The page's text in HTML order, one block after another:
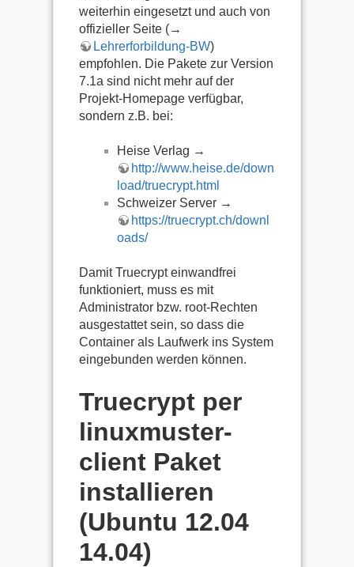
weiterhin eingesetzt und auch von
offizieller Seite (→
Lehrerforbildung-BW)
empfohlen. Die Pakete zur Version
7.1a sind nicht mehr auf der
Projekt-Homepage verfügbar,
sondern z.B. bei:
Heise Verlag →
http://www.heise.de/down
load/truecrypt.html
Schweizer Server →
https://truecrypt.ch/downl
oads/
Damit Truecrypt einwandfrei
funktioniert, muss es mit
Administrator bzw. root-Rechten
ausgestattet sein, so dass die
Container als Laufwerk ins System
eingebunden werden können.
Truecrypt per
linuxmuster-
client Paket
installieren
(Ubuntu 12.04
14.04)